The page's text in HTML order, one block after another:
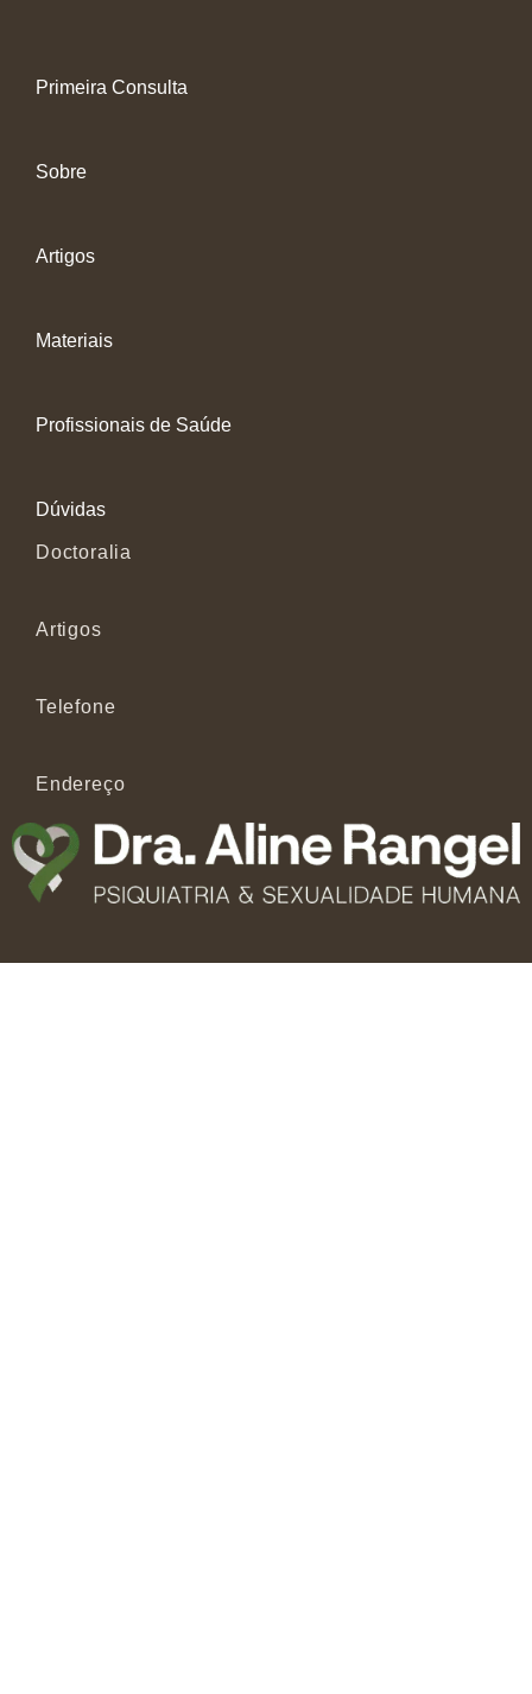
Primeira Consulta
Sobre
Artigos
Materiais
Profissionais de Saúde
Dúvidas
Doctoralia
Artigos
Telefone
Endereço